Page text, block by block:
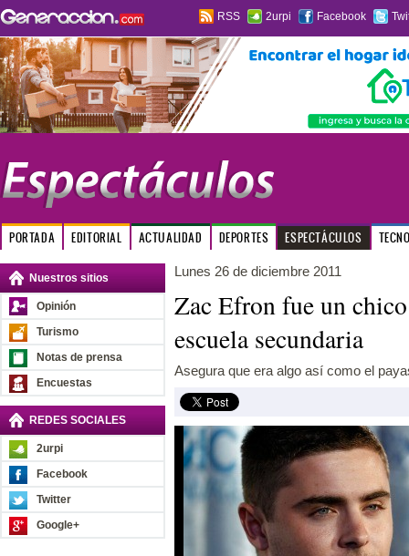
RSS 2urpi Facebook
PORTADA EDITORIAL ACTUALIDAD DEPORTES ESPECTÁCULOS
Nuestros sitios
Opinión
Turismo
Notas de prensa
Encuestas
REDES SOCIALES
2urpi
Facebook
Twitter
Google+
Lunes 26 de diciembre 2011
Zac Efron fue un
escuela secundaria
Asegura que era algo así como el